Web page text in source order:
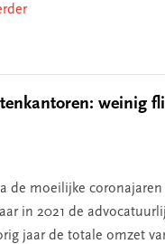
weinig
de moeilijke coronajaren
in 2021 de
jaar de totale omzet